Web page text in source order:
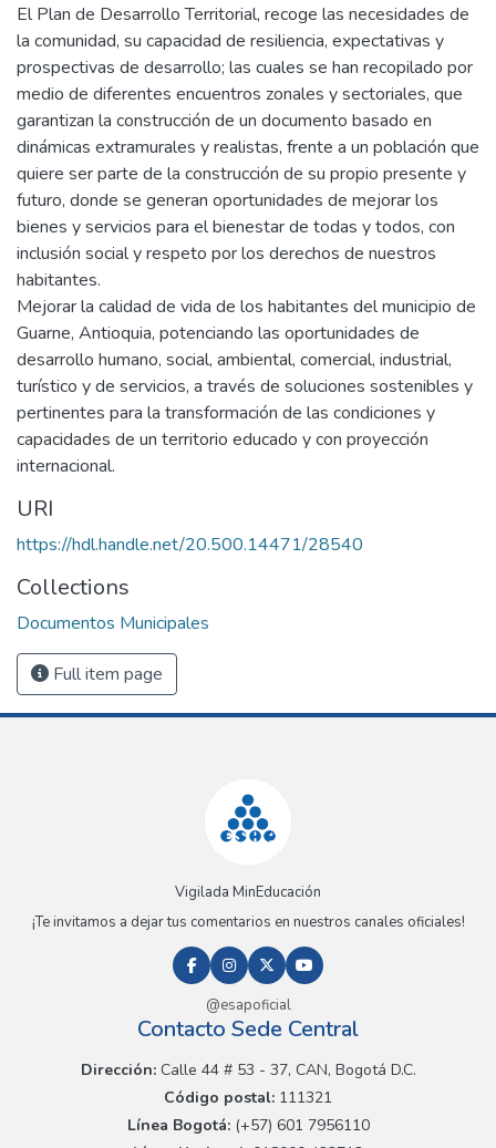
El Plan de Desarrollo Territorial, recoge las necesidades de
la comunidad, su capacidad de resiliencia, expectativas y
prospectivas de desarrollo; las cuales se han recopilado por
medio de diferentes encuentros zonales y sectoriales, que
garantizan la construcción de un documento basado en
dinámicas extramurales y realistas, frente a un población que
quiere ser parte de la construcción de su propio presente y
futuro, donde se generan oportunidades de mejorar los
bienes y servicios para el bienestar de todas y todos, con
inclusión social y respeto por los derechos de nuestros
habitantes.
Mejorar la calidad de vida de los habitantes del municipio de
Guarne, Antioquia, potenciando las oportunidades de
desarrollo humano, social, ambiental, comercial, industrial,
turístico y de servicios, a través de soluciones sostenibles y
pertinentes para la transformación de las condiciones y
capacidades de un territorio educado y con proyección
internacional.
URI
https://hdl.handle.net/20.500.14471/28540
Collections
Documentos Municipales
Full item page
Vigilada MinEducación
¡Te invitamos a dejar tus comentarios en nuestros canales oficiales!
@esapoficial
Contacto Sede Central
Dirección:Calle 44 # 53 - 37, CAN, Bogotá D.C.
Código postal: 111321
Línea Bogotá:(+57) 601 7956110